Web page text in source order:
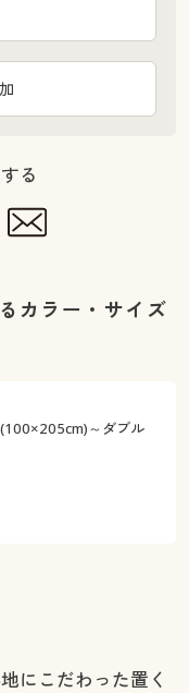
る
カラー・サイズ
～ダブル
にこだわった置く